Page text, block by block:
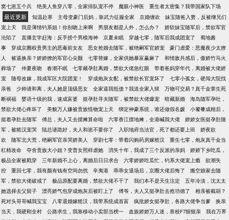
窝七崽五个兵
绝美人鱼穿八零，全家排队宠不停 魔眼小神医 重生者太密集？我带国家队下场
最近更新 知温赴寒 主母变豪门后妈，靠武力征服全家 京婚缠欢
妹宝随爸入赘，反被继兄们
宠上天
我是薄情钓系姐！你别吻上来啊 男朋友都是人外，怎么办？
娇软妹宝随军后，禁欲军官
沦陷了
直播玄学赶海：反手捞个男模海神 京夏未眠 穿越七零，随军后我成团宠了
蜀地酱
事
穿成京圈权贵男主的恶毒前女友 恶女抢婚去随军，被绝嗣军官娇宠
豪门虐爱：恶魔夜少太撩
人
被逼换亲？娇娇撩的军官心尖颤 七零替嫁，全家供她暴富赢麻了
和情敌共感后，傲娇竹马火
葬场了
仲夏夜吻 春潮不眠 七零藏孕肚离婚，禁欲大佬急红眼
带着爸妈穿年代，离婚被大佬娇
宠
随母改嫁，我成军区大院团宠！ 穿成炮灰女配，被禁欲长官宠坏了
七零小孤女，硬闯大院找
亲爸
少帅请和离，夫人她是顶级恶女 全家逼我抵债？我送全家入狱
万物可交易？真千金掌生死
断祸福
婴语十级的我，速成富婆 挺孕肚寻夫随军，被禁欲大佬爆宠 暗藏新婚
海岛随军孕吐，
禁欲大佬心疼坏了
美貌万人嫌被贵族怪物宠上天 绑定神豪系统，谁还做假名媛
小饕餮成精后，
挺着孕肚去随军
傅总，夫人又去摆摊算命啦 六零香江摆地摊，全港喊我大佬
娇娇女医挺孕肚随
军，被糙汉宠哭
陆总请跪好，夫人和崽不要你了 入职地府当法官，死了都还要上班
娇夜欲
欢
随军北大荒，绝嗣军官亲哭娇美人 穿剧七零：带着闪购药房嫁糙汉
重生七零，炮灰真千金当
杠精改命
夺舍贵族大小姐？变普女照样虐她 消失十年，我成了三个反派的亲妈
娇娇下乡吃瓜，
极品全家被戳穿
三年新婚不上心，离婚后日日求合 六零娇娇吃瓜忙，钓系大佬宠上瘾
欲潮失
控
重回七零，我有颜有钱有空间勿扰 辛夷港 乖乖女退场后，京圈大佬后悔了
搬空娘家去随
军，禁欲大佬破戒了
极品原配要离婚，禁欲大佬不干了 我们本不是天生注定
五年冷淡，沈太太
她选择去父留子
漂亮娇气包穿成炮灰后被盯上了 傅爷，夫人又挺孕肚去抢功德了
相亲被截胡？
死对头哥哥喊我宝宝
八零退婚嫁糙汉，我带系统成首富 疯批娇女挺孕肚，各路大佬争当爹
换亲
当天，我硬刚全村
公路求生，我靠移动小卖部当榜一 血族娇娇万人迷，兽校F7狠狠亲
我在万界